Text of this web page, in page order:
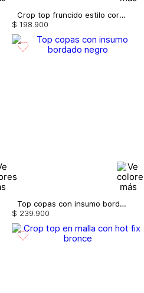
Crop top fruncido estilo corcet con apli
$ 198 900
Top copas con insumo bordado
$ 239 900